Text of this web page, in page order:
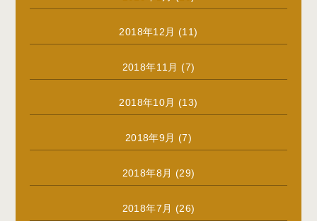
2018年12月 (11)
2018年11月 (7)
2018年10月 (13)
2018年9月 (7)
2018年8月 (29)
2018年7月 (26)